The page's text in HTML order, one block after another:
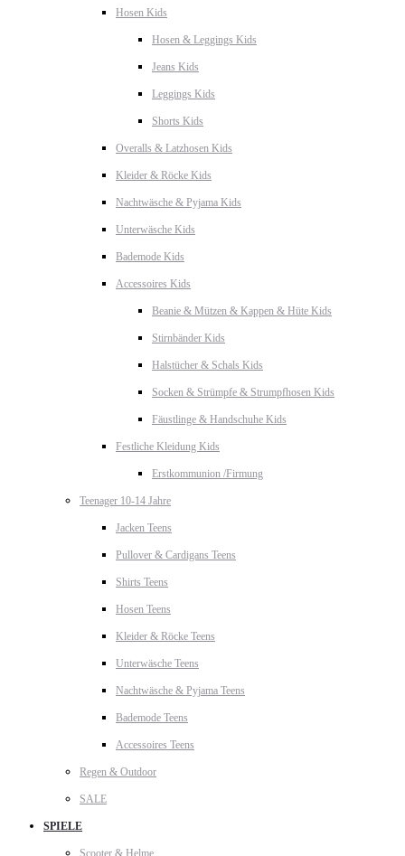
Hosen Kids
Hosen & Leggings Kids
Jeans Kids
Leggings Kids
Shorts Kids
Overalls & Latzhosen Kids
Kleider & Röcke Kids
Nachtwäsche & Pyjama Kids
Unterwäsche Kids
Bademode Kids
Accessoires Kids
Beanie & Mützen & Kappen & Hüte Kids
Stirnbänder Kids
Halstücher & Schals Kids
Socken & Strümpfe & Strumpfhosen Kids
Fäustlinge & Handschuhe Kids
Festliche Kleidung Kids
Erstkommunion /Firmung
Teenager 10-14 Jahre
Jacken Teens
Pullover & Cardigans Teens
Shirts Teens
Hosen Teens
Kleider & Röcke Teens
Unterwäsche Teens
Nachtwäsche & Pyjama Teens
Bademode Teens
Accessoires Teens
Regen & Outdoor
SALE
SPIELE
Scooter & Helme